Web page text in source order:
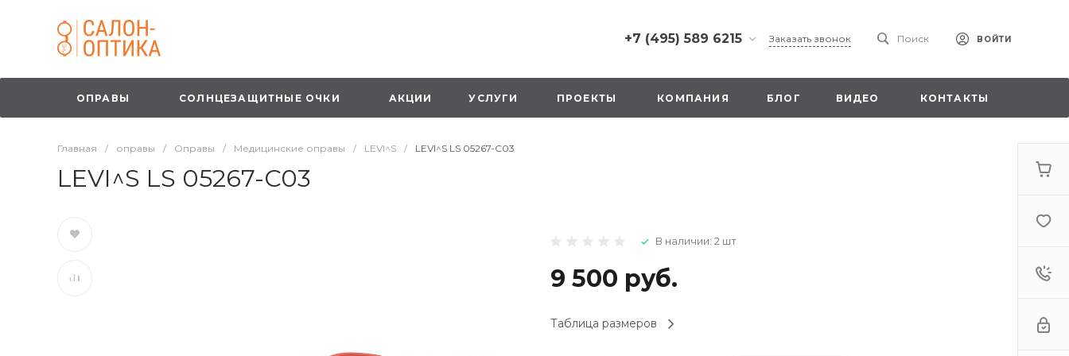
+7 (495) 589 6215
+7 (495) 589 6215
г. Москва, Русаковская
ул., д.1, вход с улицы со
стороны ТТК
г. Москва,
оранжевая вывеска
напротив «Перекрестка»
на 1 этаже
1 мая: 10:00-19:00
Заказать звонок Поиск ВОЙТИ
ОПРАВЫ СОЛНЦЕЗАЩИТНЫЕ ОЧКИ АКЦИИ УСЛУГИ ПРОЕКТЫ КОМПАНИЯ БЛОГ ВИДЕО КОНТАКТЫ
Главная / оправы / Оправы / Медицинские оправы / LEVI^S / LEVI^S LS 05267-C03
LEVI^S LS 05267-C03
В наличии: 2 шт
9 500 руб.
Таблица размеров